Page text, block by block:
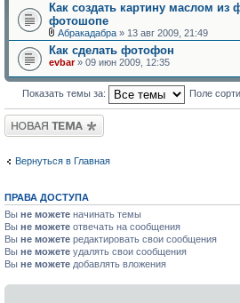
Как создать картину маслом из
фотошопе
Абракадабра » 13 авг 2009, 21:49
Как сделать фотофон
evbar» 09 июн 2009, 12:35
Показать темы за: Поле
Новая тема
Вернуться в Главная
ПРАВА ДОСТУПА
Вы не можете начинать темы
Вы не можете отвечать на сообщения
Вы не можете редактировать свои сообщения
Вы не можете удалять свои сообщения
Вы не можете добавлять вложения